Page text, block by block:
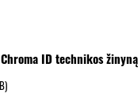
ID technikos žinyną
)